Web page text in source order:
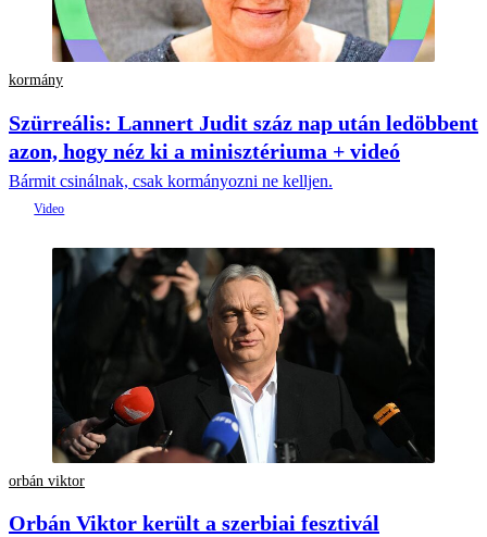
kormány
Szürreális: Lannert Judit száz nap után ledöbbent
azon, hogy néz ki a minisztériuma + videó
Bármit csinálnak, csak kormányozni ne kelljen.
orbán viktor
Orbán Viktor került a szerbiai fesztivál